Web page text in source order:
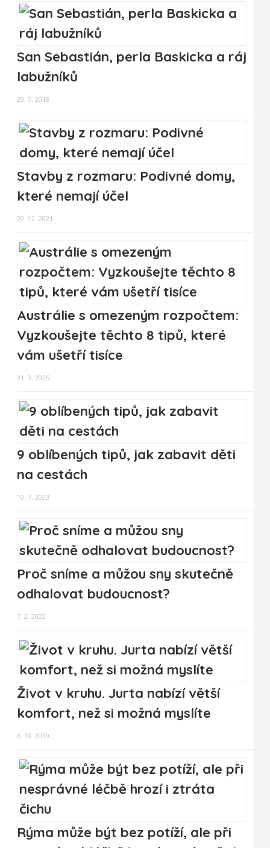
San Sebastián, perla Baskicka a ráj
labužníků
29. 5. 2018
Stavby z rozmaru: Podivné domy,
které nemají účel
20. 12. 2021
Austrálie s omezeným rozpočtem:
Vyzkoušejte těchto 8 tipů, které
vám ušetří tisíce
31. 3. 2025
9 oblíbených tipů, jak zabavit děti
na cestách
10. 7. 2023
Proč sníme a můžou sny skutečně
odhalovat budoucnost?
7. 2. 2022
Život v kruhu. Jurta nabízí větší
komfort, než si možná myslíte
6. 10. 2019
Rýma může být bez potíží, ale při